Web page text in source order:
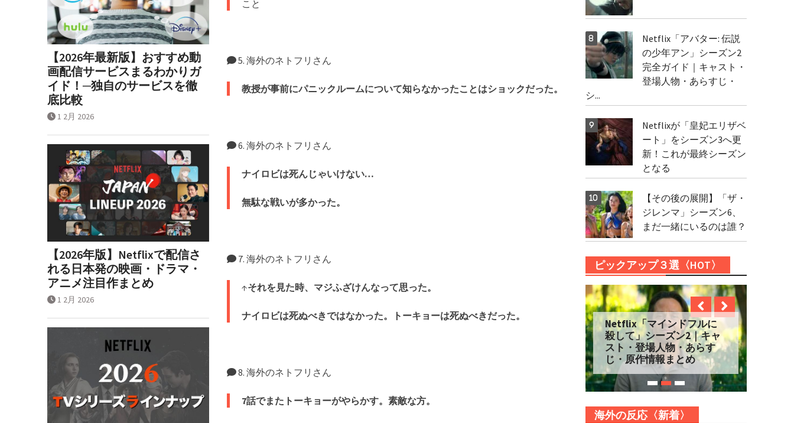
こと
5. 海外のネトフリさん
教授が事前にパニックルームについて知らなかったことはショックだった。
6. 海外のネトフリさん
ナイロビは死んじゃいけない…
無駄な戦いが多かった。
7. 海外のネトフリさん
↑それを見た時、マジふざけんなって思った。
ナイロビは死ぬべきではなかった。トーキョーは死ぬべきだった。
8. 海外のネトフリさん
7話でまたトーキョーがやらかす。素敵な方。
Netflix「アバター: 伝説
の少年アン」シーズン2
完全ガイド｜キャスト・
登場人物・あらすじ・
シ...
Netflixが「皇妃エリザベ
ート」をシーズン3へ更
新！これが最終シーズン
となる
【その後の展開】「ザ・
ジレンマ」シーズン6、
まだ一緒にいるのは誰？
ピックアップ３選〈HOT〉
Netflix「マインドフルに
殺して」シーズン2｜キャ
スト・登場人物・あらす
じ・原作情報まとめ
海外の反応〈新着〉
【2026年最新版】おすすめ動
画配信サービスまるわかりガ
イド！─独自のサービスを徹
底比較
1 2月 2026
【2026年版】Netflixで配信さ
れる日本発の映画・ドラマ・
アニメ注目作まとめ
1 2月 2026